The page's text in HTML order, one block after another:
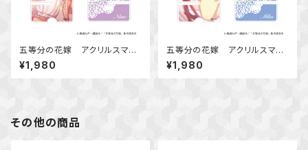
五等分の花嫁 アクリルスマホ
スタンド 中野 二乃
¥1,980
五等分の花嫁 アクリルスマホ
スタンド 中野 三玖
¥1,980
その他の商品